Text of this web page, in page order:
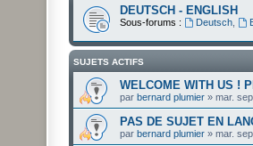
DEUTSCH - ENGLISH
Sous-forums : Deutsch,
SUJETS ACTIFS
WELCOME WITH US !
par bernard plumier » mar.
PAS DE SUJET EN
par bernard plumier » mar.